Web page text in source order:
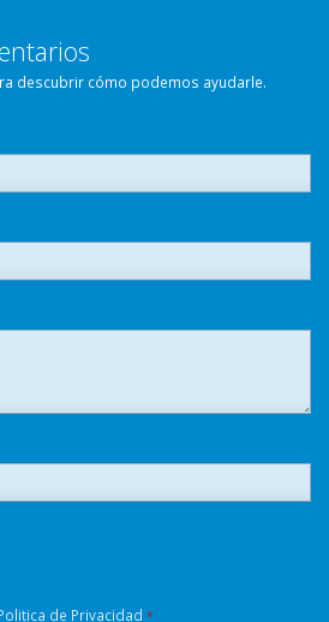
descubrir cómo podemos ayudarle.
de Privacidad *